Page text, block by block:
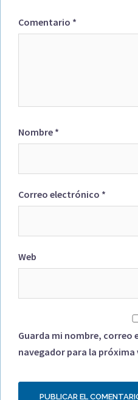
Comentario *
Nombre *
Correo electrónico *
Web
Guarda mi nombre, correo
navegador para la próxima